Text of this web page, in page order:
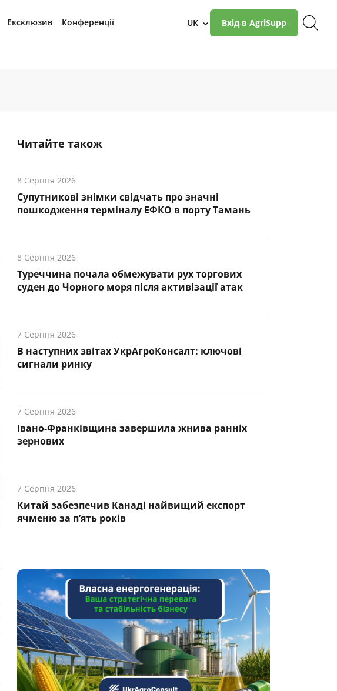
Ексклюзив Конференції UK › Вхід в AgriSupp
Читайте також
8 Серпня 2026
Супутникові знімки свідчать про значні
пошкодження терміналу ЕФКО в порту Тамань
8 Серпня 2026
Туреччина почала обмежувати рух торгових
суден до Чорного моря після активізації атак
7 Серпня 2026
В наступних звітах УкрАгроКонсалт: ключові
cигнали ринку
7 Серпня 2026
Івано-Франківщина завершила жнива ранніх
зернових
7 Серпня 2026
Китай забезпечив Канаді найвищий експорт
ячменю за п’ять років